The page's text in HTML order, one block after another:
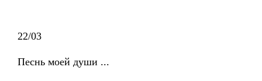
22/03
Песнь моей души ...